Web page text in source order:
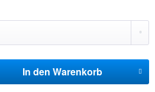
In den Warenkorb